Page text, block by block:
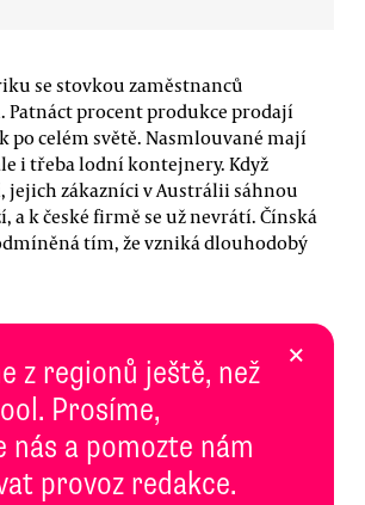
se stovkou zaměstnanců
Patnáct procent produkce prodají
po celém světě. Nasmlouvané mají
i třeba lodní kontejnery. Když
jejich zákazníci v Austrálii sáhnou
a k české firmě se už nevrátí. Čínská
tím, že vzniká dlouhodobý
z regionů ještě, než
Prosíme,
nás a pomozte nám
provoz redakce.
×